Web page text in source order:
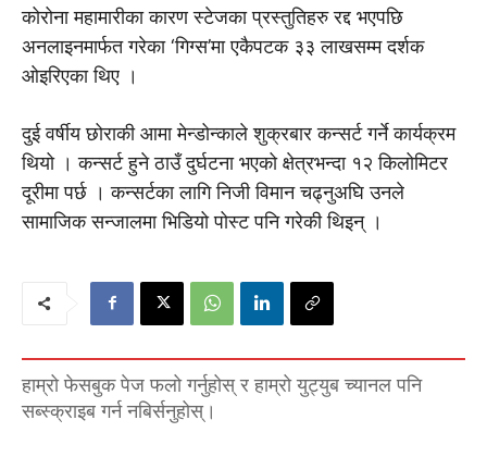
कोरोना महामारीका कारण स्टेजका प्रस्तुतिहरु रद्द भएपछि
अनलाइनमार्फत गरेका ‘गिग्स’मा एकैपटक ३३ लाखसम्म दर्शक
ओइरिएका थिए ।
दुई वर्षीय छोराकी आमा मेन्डोन्काले शुक्रबार कन्सर्ट गर्ने कार्यक्रम
थियो । कन्सर्ट हुने ठाउँ दुर्घटना भएको क्षेत्रभन्दा १२ किलोमिटर
दूरीमा पर्छ । कन्सर्टका लागि निजी विमान चढ्नुअघि उनले
सामाजिक सन्जालमा भिडियो पोस्ट पनि गरेकी थिइन् ।
हाम्रो फेसबुक पेज फलो गर्नुहोस् र हाम्रो युट्युब च्यानल पनि
सब्स्क्राइब गर्न नबिर्सनुहोस्।